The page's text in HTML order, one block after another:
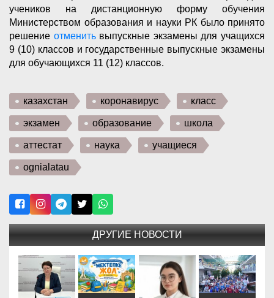
учеников на дистанционную форму обучения
Министерством образования и науки РК было принято
решение отменить выпускные экзамены для учащихся
9 (10) классов и государственные выпускные экзамены
для обучающихся 11 (12) классов.
казахстан коронавирус класс
экзамен образование школа
аттестат наука учащиеся
ognialatau
ДРУГИЕ НОВОСТИ